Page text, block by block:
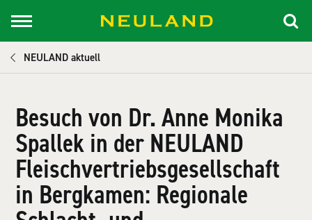
NEULAND aktuell
Besuch von Dr. Anne Monika
Spallek in der NEULAND
Fleischvertriebsgesellschaft
in Bergkamen: Regionale